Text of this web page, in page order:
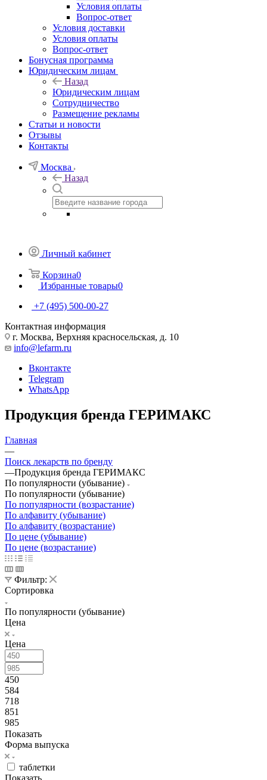
Условия оплаты
Вопрос-ответ
Условия доставки
Условия оплаты
Вопрос-ответ
Бонусная программа
Юридическим лицам
Назад
Юридическим лицам
Сотрудничество
Размещение рекламы
Статьи и новости
Отзывы
Контакты
Москва
Назад
Личный кабинет
Корзина0
Избранные товары0
+7 (495) 500-00-27
Контактная информация
г. Москва, Верхняя красносельская, д. 10
info@lefarm.ru
Вконтакте
Telegram
WhatsApp
Продукция бренда ГЕРИМАКС
Главная
—
Поиск лекарств по бренду
—Продукция бренда ГЕРИМАКС
По популярности (убывание)
По популярности (убывание)
По популярности (возрастание)
По алфавиту (убывание)
По алфавиту (возрастание)
По цене (убывание)
По цене (возрастание)
Фильтр:
Сортировка
По популярности (убывание)
Цена
Цена
450
584
718
851
985
Показать
Форма выпуска
таблетки
Показать